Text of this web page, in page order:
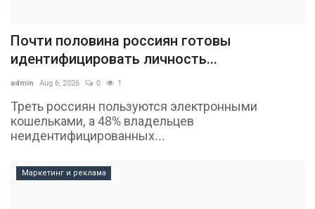
Почти половина россиян готовы
идентифицировать личность...
admin Aug 6, 2026 0 1
Треть россиян пользуются электронными
кошельками, а 48% владельцев
неидентифицированных...
Маркетинг и реклама